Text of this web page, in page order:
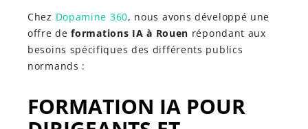
Chez Dopamine 360, nous avons développé une
offre deformations IA à Rouen répondant aux
besoins spécifiques des différents publics
normands :
FORMATION IA POUR